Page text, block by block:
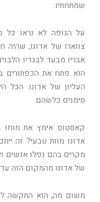
שמתחתיו.
על הגופה לא נראו כל
צווארו של אדונו,
אבריו מבעד לבגדיו
הוא פתח את הכפתורים
העליון של אדונו. הכל
סימנים כלשהם.
קאסטוס אימץ את מוחו
אדונו מוות טבעי? זה
מקרים בהם נפלו אנשים
של אדונו מהמקום הזה
משום מה, הוא התקשה